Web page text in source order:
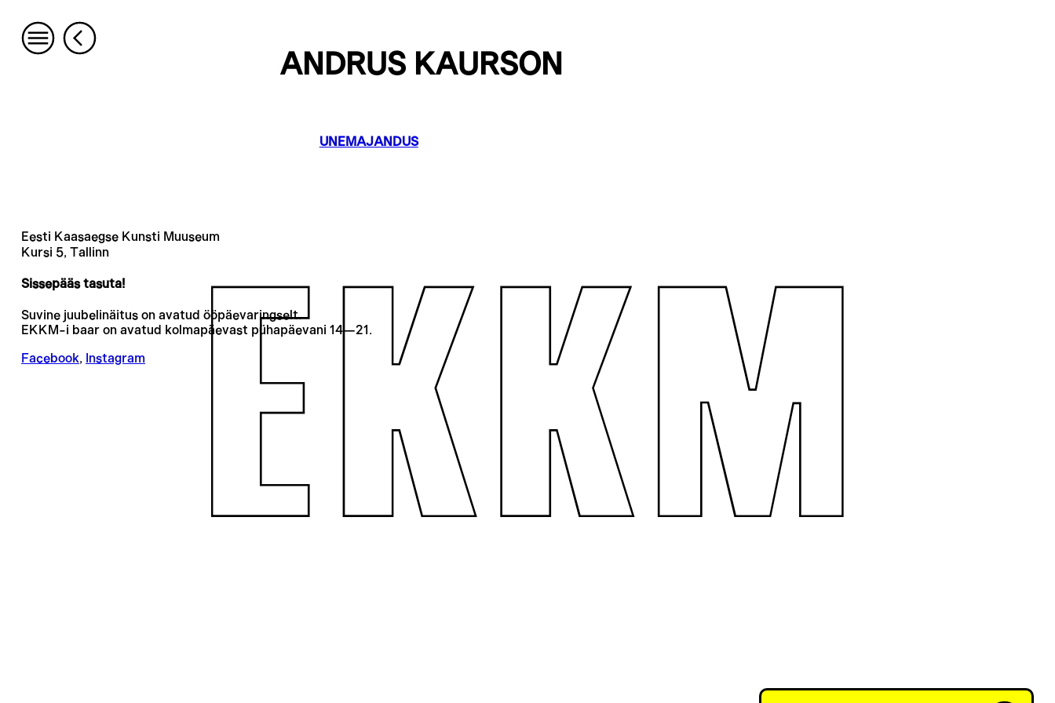
ANDRUS KAURSON
UNEMAJANDUS
Eesti Kaasaegse Kunsti Muuseum
Kursi 5, Tallinn
Sissepääs tasuta!
Suvine juubelinäitus on avatud ööpäevaringselt.
EKKM-i baar on avatud kolmapäevast pühapäevani 14—21.
Facebook, Instagram